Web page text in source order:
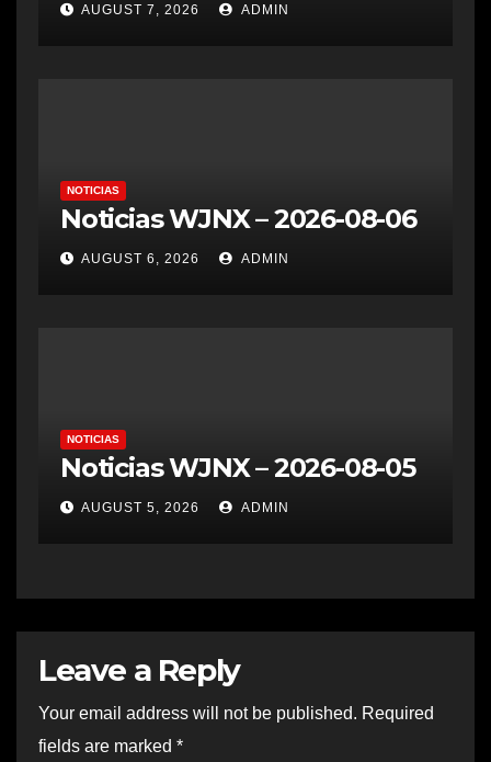
AUGUST 7, 2026 ADMIN
NOTICIAS
Noticias WJNX – 2026-08-06
AUGUST 6, 2026 ADMIN
NOTICIAS
Noticias WJNX – 2026-08-05
AUGUST 5, 2026 ADMIN
Leave a Reply
Your email address will not be published. Required
fields are marked *